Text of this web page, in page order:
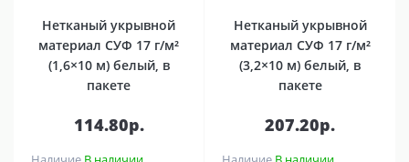
Нетканый укрывной
материал СУФ 17 г/м²
(1,6×10 м) белый, в
пакете
114.80р.
Нетканый укрывной
материал СУФ 17 г/м²
(3,2×10 м) белый, в
пакете
207.20р.